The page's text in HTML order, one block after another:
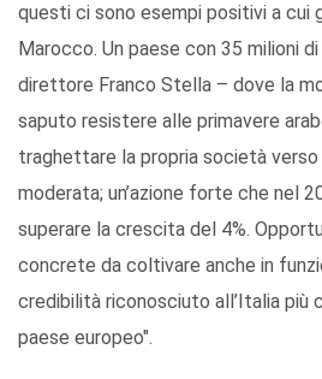
questi ci sono esempi positivi a cui
Marocco. Un paese con 35 milioni
direttore Franco Stella – dove la
saputo resistere alle primavere
traghettare la propria società verso
moderata; un’azione forte che nel
superare la crescita del 4%.
concrete da coltivare anche in
credibilità riconosciuto all’Italia più
paese europeo".